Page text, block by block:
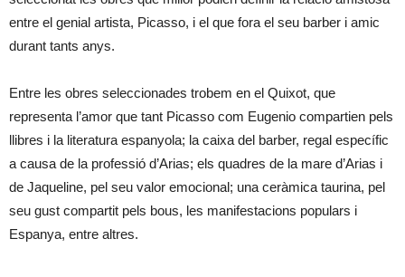
entre el genial artista, Picasso, i el que fora el seu barber i amic
durant tants anys.
Entre les obres seleccionades trobem en el Quixot, que
representa l’amor que tant Picasso com Eugenio compartien pels
llibres i la literatura espanyola; la caixa del barber, regal específic
a causa de la professió d’Arias; els quadres de la mare d’Arias i
de Jaqueline, pel seu valor emocional; una ceràmica taurina, pel
seu gust compartit pels bous, les manifestacions populars i
Espanya, entre altres.